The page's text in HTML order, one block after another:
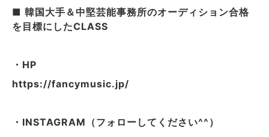
■ 韓国大手＆中堅芸能事務所のオーディション合格
を目標にしたCLASS
・HP
https://fancymusic.jp/
・INSTAGRAM（フォローしてください^^）